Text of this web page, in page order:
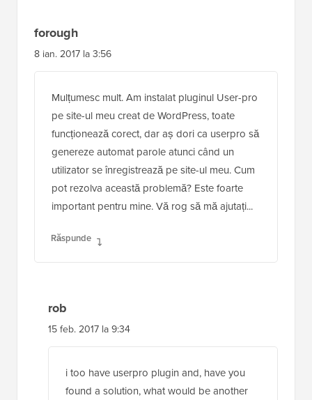
forough
8 ian. 2017 la 3:56
Mulțumesc mult. Am instalat pluginul User-pro
pe site-ul meu creat de WordPress, toate
funcționează corect, dar aș dori ca userpro să
genereze automat parole atunci când un
utilizator se înregistrează pe site-ul meu. Cum
pot rezolva această problemă? Este foarte
important pentru mine. Vă rog să mă ajutați...
Răspunde
rob
15 feb. 2017 la 9:34
i too have userpro plugin and, have you
found a solution, what would be another